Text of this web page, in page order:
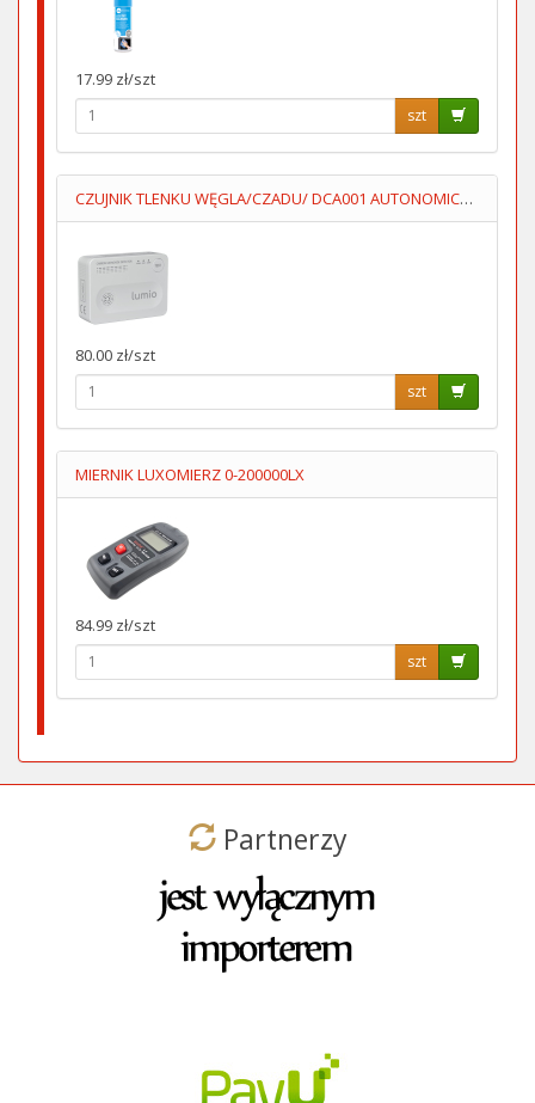
17.99 zł/szt
szt
CZUJNIK TLENKU WĘGLA/CZADU/ DCA001 AUTONOMICZNY 3XAA LUMIO
80.00 zł/szt
szt
MIERNIK LUXOMIERZ 0-200000LX
84.99 zł/szt
szt
Partnerzy